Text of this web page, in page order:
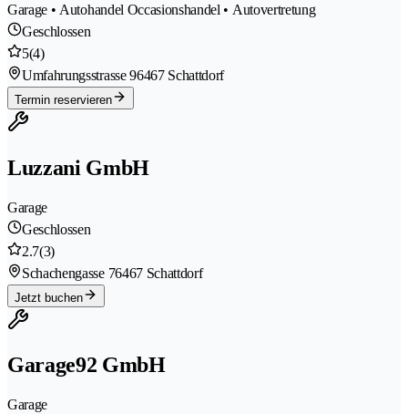
Garage • Autohandel Occasionshandel • Autovertretung
Geschlossen
5(4)
Umfahrungsstrasse 96467 Schattdorf
Termin reservieren
Luzzani GmbH
Garage
Geschlossen
2.7(3)
Schachengasse 76467 Schattdorf
Jetzt buchen
Garage92 GmbH
Garage